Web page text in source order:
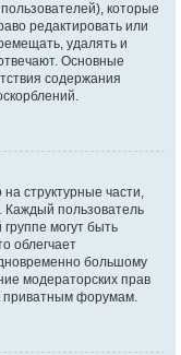
которые
редактировать или
удалять и
Основные
содержания
структурные части,
пользователь
группе могут быть
облегчает
большому
модераторских прав
приватным форумам.